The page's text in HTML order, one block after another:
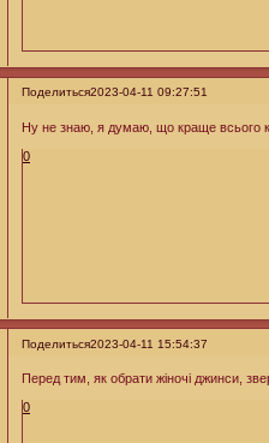
Поделиться2023-04-11 09:27:51
Ну не знаю, я думаю, що краще всього
0
Поделиться2023-04-11 15:54:37
Перед тим, як обрати жіночі джинси,
0